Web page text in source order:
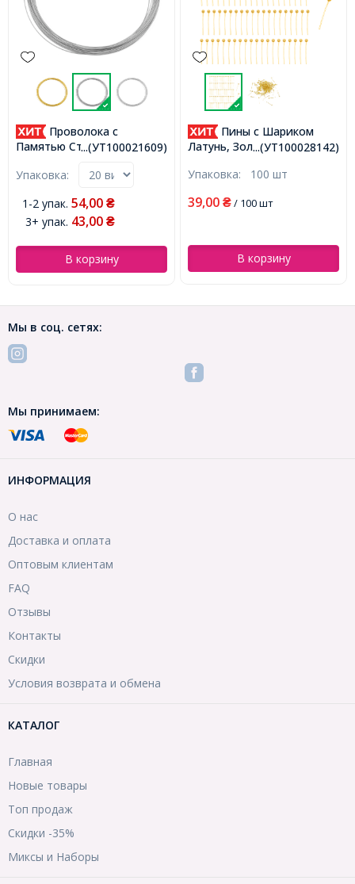
...(УТ100021609)
Проволока c
Памятью Стальная для
Платина, (УТ100021609)
Упаковка:
1-2 упак. 54,00 ₴
3+ упак. 43,00 ₴
В корзину
...(УТ100028142)
Пины с Шариком
Латунь, Золото 14х0.5мм,
Упаковка: 100 шт
39,00 ₴/ 100 шт
В корзину
Мы в соц. сетях:
Мы принимаем:
ИНФОРМАЦИЯ
О нас
Доставка и оплата
Оптовым клиентам
FAQ
Отзывы
Контакты
Скидки
Условия возврата и обмена
КАТАЛОГ
Главная
Новые товары
Топ продаж
Скидки -35%
Миксы и Наборы